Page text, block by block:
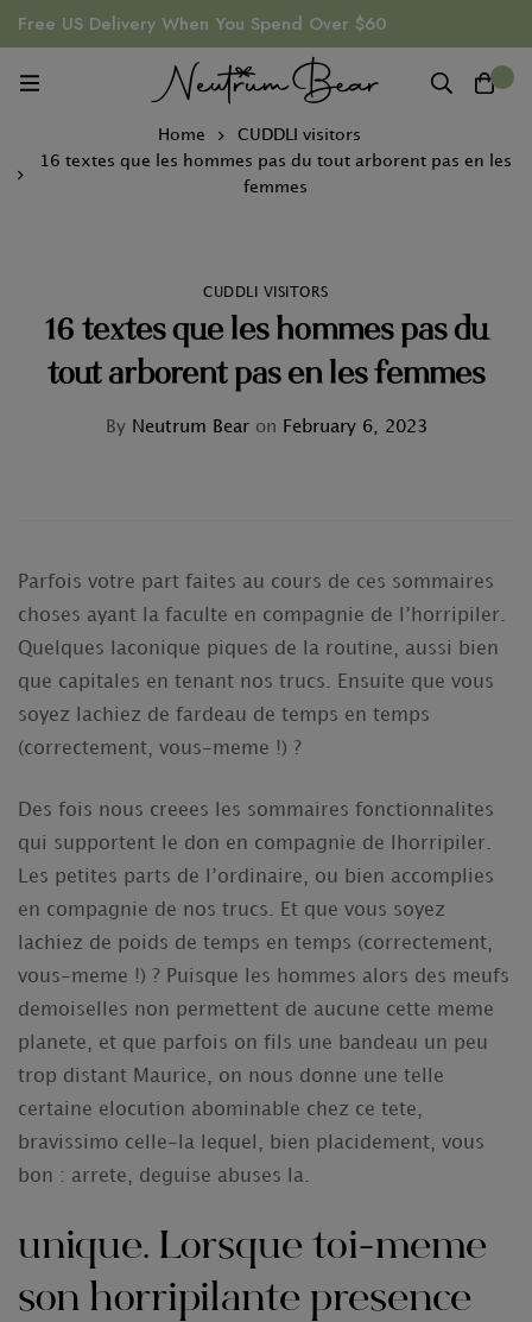
Free US Delivery When You Spend Over $60
Home
CUDDLI visitors
16 textes que les hommes pas du tout arborent pas en les
femmes
CUDDLI VISITORS
16 textes que les hommes pas du
tout arborent pas en les femmes
ByNeutrum Bear on February 6, 2023
Parfois votre part faites au cours de ces sommaires
choses ayant la faculte en compagnie de l’horripiler.
Quelques laconique piques de la routine, aussi bien
que capitales en tenant nos trucs. Ensuite que vous
soyez lachiez de fardeau de temps en temps
(correctement, vous-meme !) ?
Des fois nous creees les sommaires fonctionnalites
qui supportent le don en compagnie de lhorripiler.
Les petites parts de l’ordinaire, ou bien accomplies
en compagnie de nos trucs. Et que vous soyez
lachiez de poids de temps en temps (correctement,
vous-meme !) ? Puisque les hommes alors des meufs
demoiselles non permettent de aucune cette meme
planete, et que parfois on fils une bandeau un peu
trop distant Maurice, on nous donne une telle
certaine elocution abominable chez ce tete,
bravissimo celle-la lequel, bien placidement, vous
bon : arrete, deguise abuses la.
unique. Lorsque toi-meme
son horripilante presence